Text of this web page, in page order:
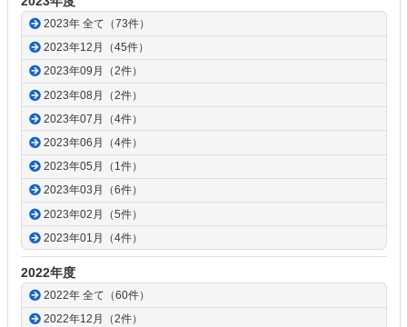
2023年 全て（73件）
2023年12月（45件）
2023年09月（2件）
2023年08月（2件）
2023年07月（4件）
2023年06月（4件）
2023年05月（1件）
2023年03月（6件）
2023年02月（5件）
2023年01月（4件）
2022年度
2022年 全て（60件）
2022年12月（2件）